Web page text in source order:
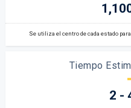
Se utiliza el centro de cada estado
Tiempo
2 -